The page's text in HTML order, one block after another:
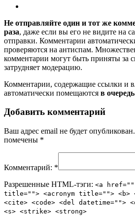
Не отправляйте один и тот же
раза, даже если вы его не видите на
отправки. Комментарии
проверяются на антиспам.
комментарии могут быть приняты за
затрудняет модерацию.
Комментарии, содержащие ссылки и
автоматически помещаются в
Добавить комментарий
Ваш адрес email не будет опубликован.
помечены *
Комментарий: *
Разрешенные HTML-тэги: <a
title=""> <acronym title=""> <b>
<cite> <code> <del datetime="">
<s> <strike> <strong>